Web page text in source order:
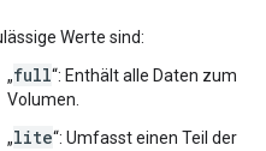
Werte sind:
„full“: Enthält alle Daten zum
Volumen.
„lite“: Umfasst einen Teil der